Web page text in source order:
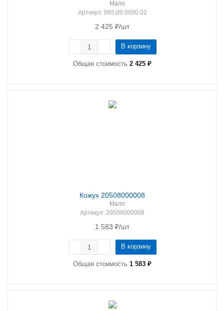
Мало
Артикул: 065.09.0000.02
2 425 ₽/шт
В корзину
Общая стоимость 2 425 ₽
Кожух 20508000008
Мало
Артикул: 20508000008
1 583 ₽/шт
В корзину
Общая стоимость 1 583 ₽